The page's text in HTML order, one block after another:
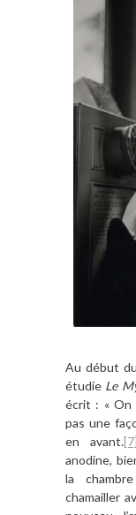
Au début du
étudie Le
écrit : « On
pas une
en avant.[7]
anodine,
la
chamailler